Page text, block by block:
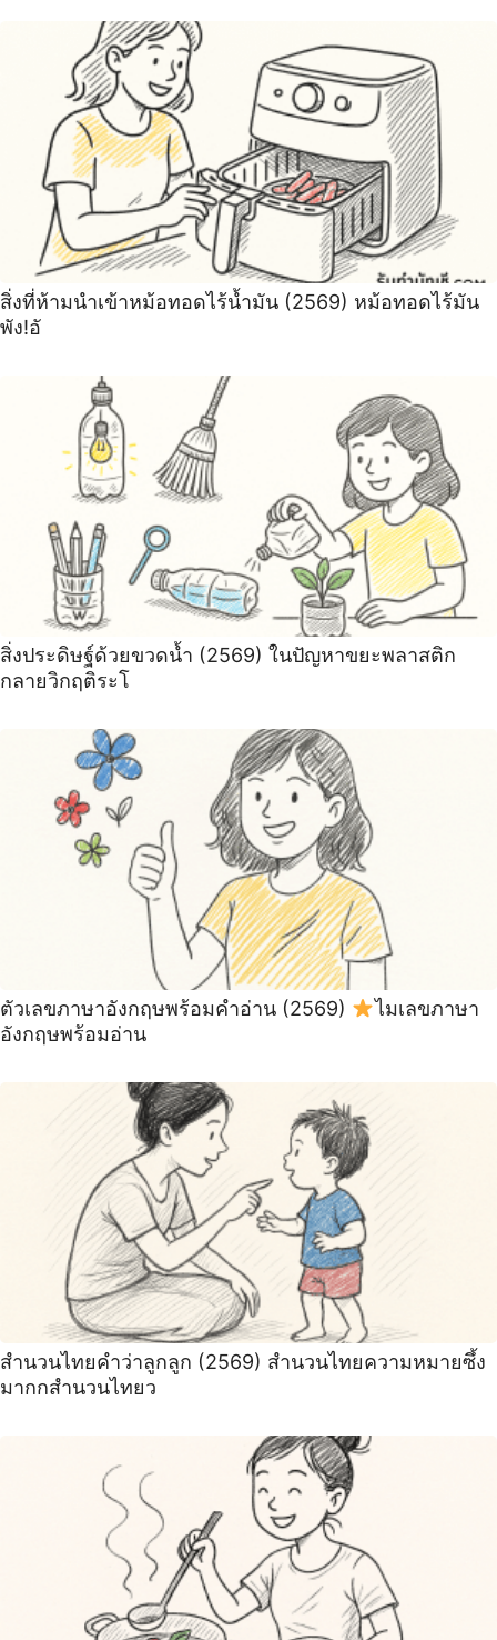
สิ่งที่ห้ามนำเข้าหม้อทอดไร้น้ำมัน (2569) หม้อทอดไร้มัน
พัง!อั
สิ่งประดิษฐ์ด้วยขวดน้ำ (2569) ในปัญหาขยะพลาสติก
กลายวิกฤติระโ
ตัวเลขภาษาอังกฤษพร้อมคำอ่าน (2569)
ไมเลขภาษา
อังกฤษพร้อมอ่าน
สำนวนไทยคำว่าลูกลูก (2569) สำนวนไทยความหมายซึ้ง
มากกสำนวนไทยว